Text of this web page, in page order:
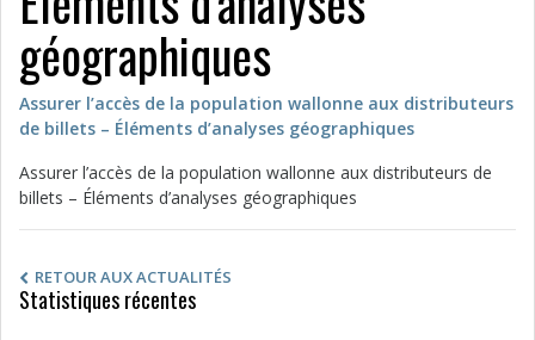
géographiques
Assurer l’accès de la population wallonne aux distributeurs
de billets – Éléments d’analyses géographiques
Assurer l’accès de la population wallonne aux distributeurs de
billets – Éléments d’analyses géographiques
RETOUR AUX ACTUALITÉS
Statistiques récentes